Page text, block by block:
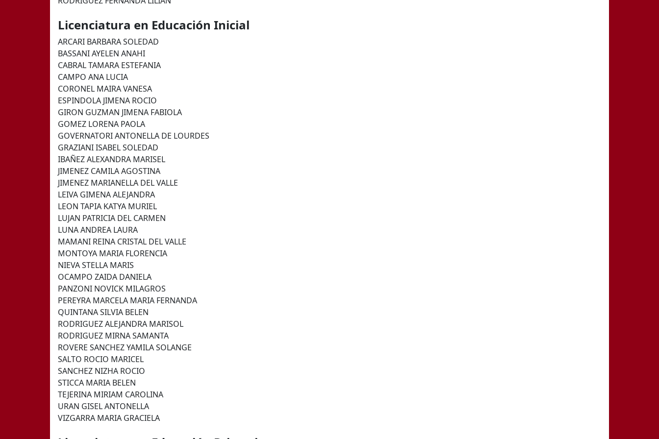
Licenciatura en Educación Inicial
ARCARI BARBARA SOLEDAD
BASSANI AYELEN ANAHI
CABRAL TAMARA ESTEFANIA
CAMPO ANA LUCIA
CORONEL MAIRA VANESA
ESPINDOLA JIMENA ROCIO
GIRON GUZMAN JIMENA FABIOLA
GOMEZ LORENA PAOLA
GOVERNATORI ANTONELLA DE LOURDES
GRAZIANI ISABEL SOLEDAD
IBAÑEZ ALEXANDRA MARISEL
JIMENEZ CAMILA AGOSTINA
JIMENEZ MARIANELLA DEL VALLE
LEIVA GIMENA ALEJANDRA
LEON TAPIA KATYA MURIEL
LUJAN PATRICIA DEL CARMEN
LUNA ANDREA LAURA
MAMANI REINA CRISTAL DEL VALLE
MONTOYA MARIA FLORENCIA
NIEVA STELLA MARIS
OCAMPO ZAIDA DANIELA
PANZONI NOVICK MILAGROS
PEREYRA MARCELA MARIA FERNANDA
QUINTANA SILVIA BELEN
RODRIGUEZ ALEJANDRA MARISOL
RODRIGUEZ MIRNA SAMANTA
ROVERE SANCHEZ YAMILA SOLANGE
SALTO ROCIO MARICEL
SANCHEZ NIZHA ROCIO
STICCA MARIA BELEN
TEJERINA MIRIAM CAROLINA
URAN GISEL ANTONELLA
VIZGARRA MARIA GRACIELA